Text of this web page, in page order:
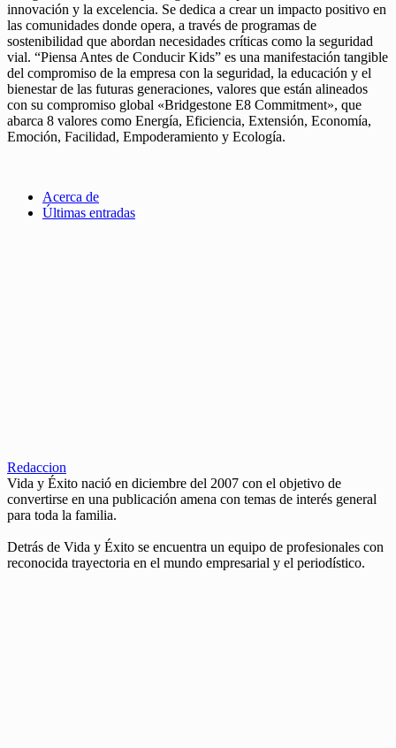
innovación y la excelencia. Se dedica a crear un impacto positivo en
las comunidades donde opera, a través de programas de
sostenibilidad que abordan necesidades críticas como la seguridad
vial. “Piensa Antes de Conducir Kids” es una manifestación tangible
del compromiso de la empresa con la seguridad, la educación y el
bienestar de las futuras generaciones, valores que están alineados
con su compromiso global «Bridgestone E8 Commitment», que
abarca 8 valores como Energía, Eficiencia, Extensión, Economía,
Emoción, Facilidad, Empoderamiento y Ecología.
Acerca de
Últimas entradas
Redaccion
Vida y Éxito nació en diciembre del 2007 con el objetivo de
convertirse en una publicación amena con temas de interés general
para toda la familia.
Detrás de Vida y Éxito se encuentra un equipo de profesionales con
reconocida trayectoria en el mundo empresarial y el periodístico.